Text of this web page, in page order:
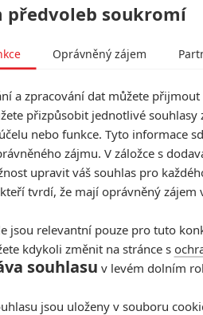
Pictures s názvem „Kong: Ostrov
originálním
různorodá skupina
Ten je stejně tak zrádný jako
mytického Konga.V hlavních
L. Jackson, John C. Reilly, Toby
předvoleb soukromí
Oprávněný zájem
a zpracování dat můžete
přizpůsobit jednotlivé
nebo funkce. Tyto informace
zájmu. V záložce s
upravit váš souhlas pro
tvrdí, že mají oprávněný zájem
jsou relevantní pouze pro tuto
kdykoli změnit na stránce s
souhlasu v levém dolním
jsou uloženy v souboru